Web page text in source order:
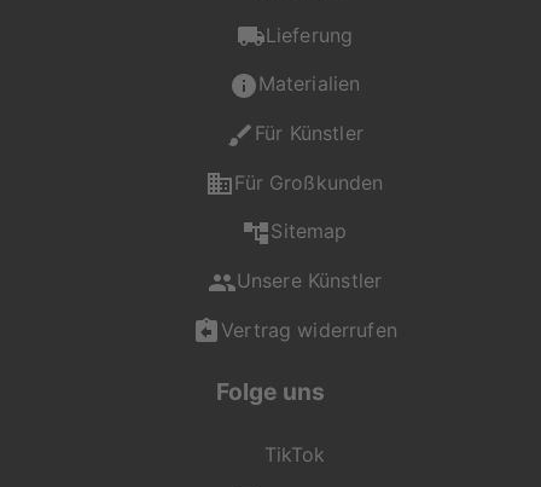
Lieferung
Materialien
Für Künstler
Für Großkunden
Sitemap
Unsere Künstler
Vertrag widerrufen
Folge uns
TikTok